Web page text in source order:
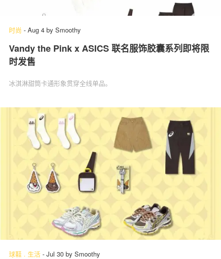
时尚 - Aug 4 by Smoothy
Vandy the Pink x ASICS 联名服饰胶囊系列即将限
时发售
冰淇淋甜筒卡通形象贯穿全线单品。
球鞋 . 生活 - Jul 30 by Smoothy